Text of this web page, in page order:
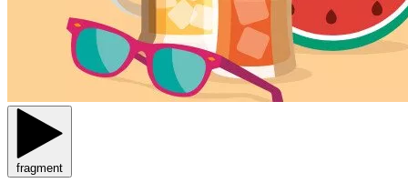
fragment